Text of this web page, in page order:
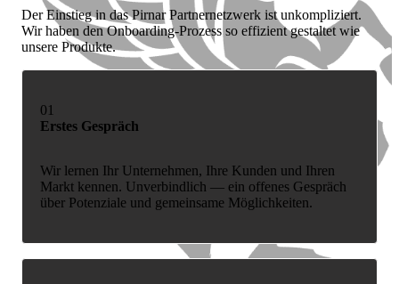
Der Einstieg in das Pirnar Partnernetzwerk ist unkompliziert.
Wir haben den Onboarding-Prozess so effizient gestaltet wie
unsere Produkte.
01
Erstes Gespräch
Wir lernen Ihr Unternehmen, Ihre Kunden und Ihren
Markt kennen. Unverbindlich — ein offenes Gespräch
über Potenziale und gemeinsame Möglichkeiten.